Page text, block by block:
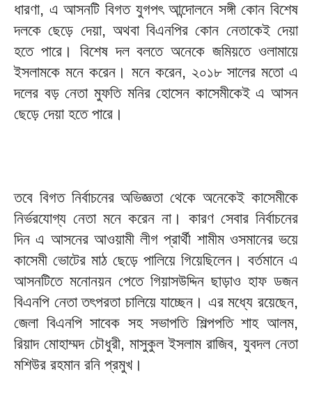
ধারণা, এ আসনটি বিগত যুগপৎ আন্দোলনে সঙ্গী কোন বিশেষ
দলকে ছেড়ে দেয়া, অথবা বিএনপির কোন নেতাকেই দেয়া
হতে পারে। বিশেষ দল বলতে অনেকে জমিয়তে ওলামায়ে
ইসলামকে মনে করেন। মনে করেন, ২০১৮ সালের মতো এ
দলের বড় নেতা মুফতি মনির হোসেন কাসেমীকেই এ আসন
ছেড়ে দেয়া হতে পারে।
তবে বিগত নির্বাচনের অভিজ্ঞতা থেকে অনেকেই কাসেমীকে
নির্ভরযোগ্য নেতা মনে করেন না। কারণ সেবার নির্বাচনের
দিন এ আসনের আওয়ামী লীগ প্রার্থী শামীম ওসমানের ভয়ে
কাসেমী ভোটের মাঠ ছেড়ে পালিয়ে গিয়েছিলেন। বর্তমানে এ
আসনটিতে মনোনয়ন পেতে গিয়াসউদ্দিন ছাড়াও হাফ ডজন
বিএনপি নেতা তৎপরতা চালিয়ে যাচ্ছেন। এর মধ্যে রয়েছেন,
জেলা বিএনপি সাবেক সহ সভাপতি শিল্পপতি শাহ আলম,
রিয়াদ মোহাম্মদ চৌধুরী, মাসুকুল ইসলাম রাজিব, যুবদল নেতা
মশিউর রহমান রনি প্রমুখ।